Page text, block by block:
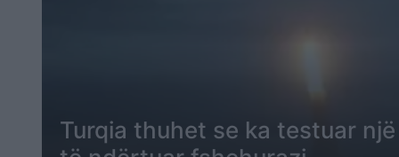
Turqia thuhet se ka testuar